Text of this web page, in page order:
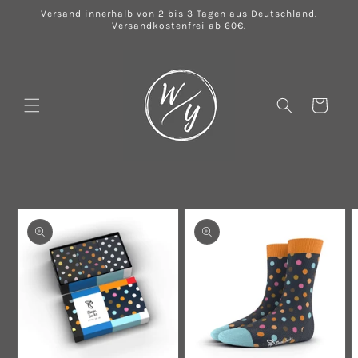
zumVersand innerhalb von 2 bis 3 Tagen aus Deutschland.
Versandkostenfrei ab 60€.
Warenkorb